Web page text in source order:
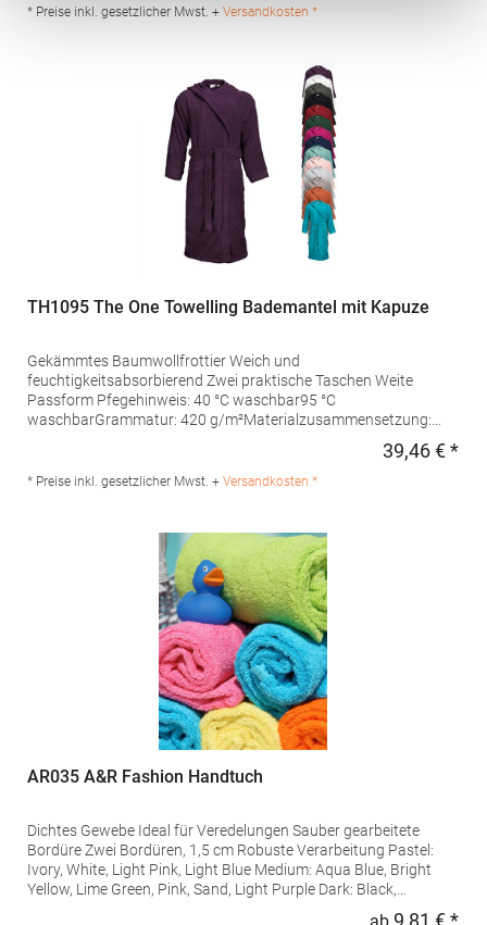
* Preise inkl. gesetzlicher Mwst. + Versandkosten *
TH1095 The One Towelling Bademantel mit Kapuze
Gekämmtes Baumwollfrottier Weich und
feuchtigkeitsabsorbierend Zwei praktische Taschen Weite
Passform Pfegehinweis: 40 °C waschbar95 °C
waschbarGrammatur: 420 g/m²Materialzusammensetzung:
Dordrecht Niederlande E-Mail: info@bqstextiles.com
39,46 € *
* Preise inkl. gesetzlicher Mwst. + Versandkosten *
AR035 A&R Fashion Handtuch
Dichtes Gewebe Ideal für Veredelungen Sauber gearbeitete
Bordüre Zwei Bordüren, 1,5 cm Robuste Verarbeitung Pastel:
Ivory, White, Light Pink, Light Blue Medium: Aqua Blue, Bright
Yellow, Lime Green, Pink, Sand, Light Purple Dark: Black,
9,81 € *